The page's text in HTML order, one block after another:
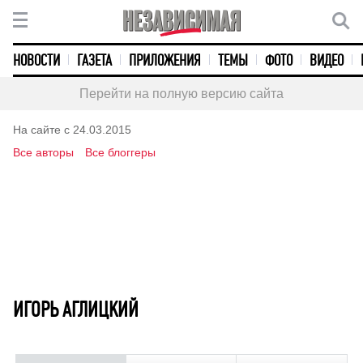
НОВОСТИ ГАЗЕТА ПРИЛОЖЕНИЯ ТЕМЫ ФОТО ВИДЕО
Перейти на полную версию сайта
На сайте с 24.03.2015
Все авторы
Все блоггеры
ИГОРЬ АГЛИЦКИЙ